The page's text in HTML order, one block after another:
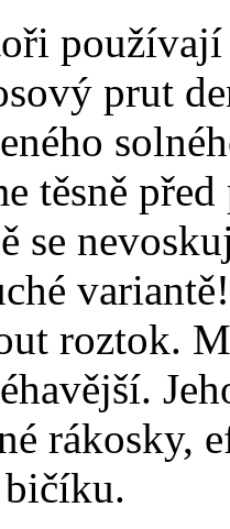
prut
těsně
se
roztok.
rákosky,